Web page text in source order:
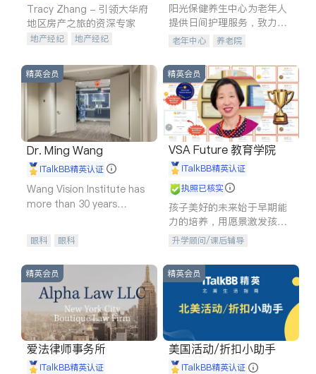
Tracy Zhang - 引领大华府
地区房产之旅的资深专家
地产经纪
地产经纪
商铺租售
开发商建商
阳光保健养生中心为老年人
提供日间护理服务，致力于
通过持续的护理创新来有效
老年中心 养老院
精英会员
Dr. Ming Wang
iTalkBB精英认证
Wang Vision Institute has
more than 30 years
眼科 眼科
精英会员
VSA Future 教育学院
iTalkBB精英认证
执照已核实
孩子美好的未来始于早期能
力的培养，用愿景激发孩子
的学习潜力和动力。理念：
拥有成长型心态是成功的基
石。
升学顾问/课后辅导
精英会员
爱法律师事务所
iTalkBB精英认证
精英会员
美国活动/折扣小助手
iTalkBB精英认证